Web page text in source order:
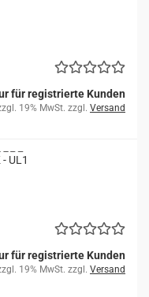
für registrierte Kunden
19% MwSt. zzgl. Versand
UL1
für registrierte Kunden
19% MwSt. zzgl. Versand